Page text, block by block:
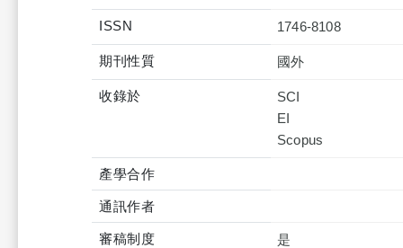
ISSN 1746-8108
期刊性質 國外
收錄於
SCI
EI
產學合作
通訊作者
審稿制度 是